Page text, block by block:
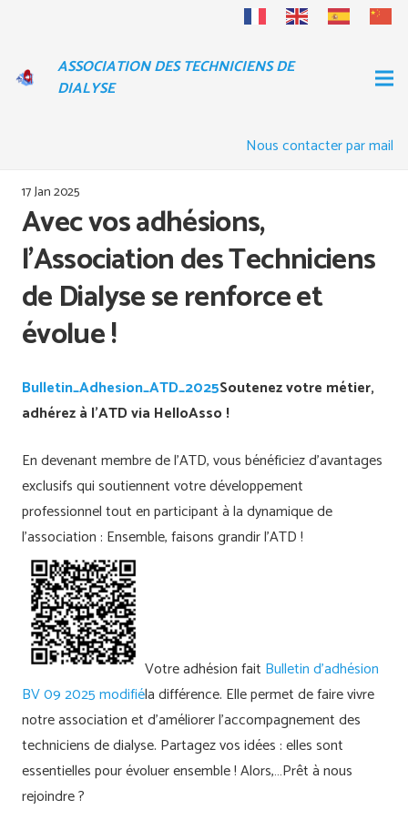
ASSOCIATION DES TECHNICIENS DE
DIALYSE
Nous contacter par mail
17 Jan 2025
Avec vos adhésions,
l’Association des Techniciens
de Dialyse se renforce et
évolue !
Bulletin_Adhesion_ATD_2025Soutenez votre métier,
adhérez à l’ATD via HelloAsso !
En devenant membre de l’ATD, vous bénéficiez d’avantages
exclusifs qui soutiennent votre développement
professionnel tout en participant à la dynamique de
l’association : Ensemble, faisons grandir l’ATD !
Votre adhésion fait Bulletin d’adhésion
BV 09 2025 modifiéla différence. Elle permet de faire vivre
notre association et d’améliorer l’accompagnement des
techniciens de dialyse. Partagez vos idées : elles sont
essentielles pour évoluer ensemble ! Alors,…Prêt à nous
rejoindre ?